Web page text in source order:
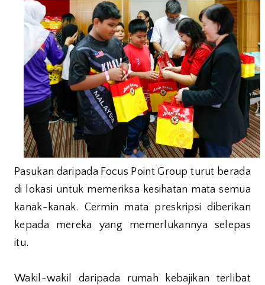
Pasukan daripada Focus Point Group turut berada
di lokasi untuk memeriksa kesihatan mata semua
kanak-kanak. Cermin mata preskripsi diberikan
kepada mereka yang memerlukannya selepas
itu.
Wakil-wakil daripada rumah kebajikan terlibat